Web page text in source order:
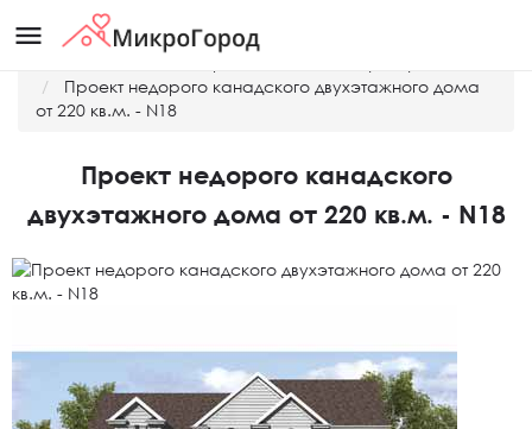
menu
Проект недорого канадского двухэтажного дома
от 220 кв.м. - N18
Проект недорого канадского
двухэтажного дома от 220 кв.м. - N18